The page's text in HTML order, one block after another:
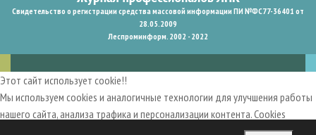
Свидетельство о регистрации средства массовой информации ПИ №ФС77-36401 от
28.05.2009
Леспроминформ. 2002 - 2022
Этот сайт использует cookie!!
Мы используем cookies и аналогичные технологии для улучшения работы
нашего сайта, анализа трафика и персонализации контента. Cookies